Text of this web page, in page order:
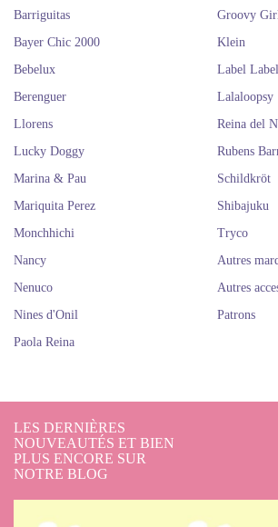
allez sûrement adorer
Nenuco . Ils
Achetez "Los
Famosa en ligne.
Barriguitas" pour
collectionner.
Barriguitas
Bayer Chic 2000
Bebelux
Berenguer
Groovy
Klein
Label Label
Lalaloopsy
Llorens
Lucky Doggy
Marina & Pau
Mariquita Perez
Monchhichi
Nancy
Nenuco
Nines d'Onil
Paola Reina
Reina del
Rubens
Schildkröt
Shibajuku
Tryco
Autres
Autres
Patrons
LES DERNIÈRES
NOUVEAUTÉS ET BIEN
PLUS ENCORE SUR
NOTRE BLOG